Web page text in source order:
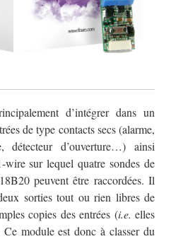
d’intégrer dans un
de type contacts secs (alarme,
détecteur d’ouverture…) ainsi
wire sur lequel quatre sondes de
peuvent être raccordées. Il
sorties tout ou rien libres de
copies des entrées (i.e. elles
module est donc à classer du